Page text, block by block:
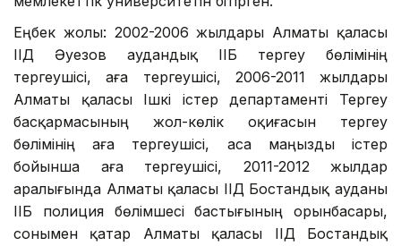
Еңбек жолы: 2002-2006 жылдары Алматы қаласы
ІІД Әуезов аудандық ІІБ тергеу бөлімінің
тергеушісі, аға тергеушісі, 2006-2011 жылдары
Алматы қаласы Ішкі істер департаменті Тергеу
басқармасының жол-көлік оқиғасын тергеу
бөлімінің аға тергеушісі, аса маңызды істер
бойынша аға тергеушісі, 2011-2012 жылдар
аралығында Алматы қаласы ІІД Бостандық ауданы
ІІБ полиция бөлімшесі бастығының орынбасары,
сонымен қатар Алматы қаласы ІІД Бостандық